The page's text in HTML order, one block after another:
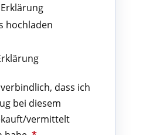
hochladen
dass ich
bei diesem
vermittelt